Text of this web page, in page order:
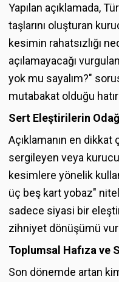
Yapılan açıklamada,
taşlarını oluşturan
kesimin rahatsızlığı
açılamayacağı
yok mu sayalım?"
mutabakat olduğu
Sert Eleştirilerin
Açıklamanın en
sergileyen veya
kesimlere yönelik
üç beş kart yobaz"
sadece siyasi bir
zihniyet dönüşümü
Toplumsal Hafıza ve
Son dönemde artan